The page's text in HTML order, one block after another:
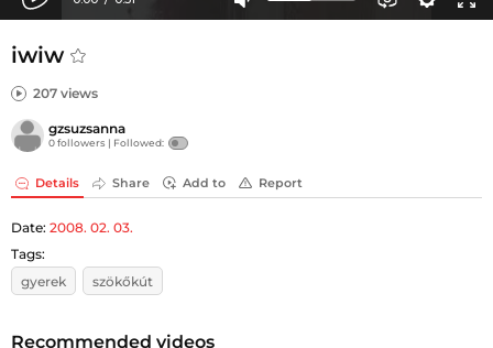
iwiw
207 views
gzsuzsanna
0 followers | Followed:
Details Share Add to Report
Date: 2008. 02. 03.
Tags:
gyerek
szökőkút
Recommended videos